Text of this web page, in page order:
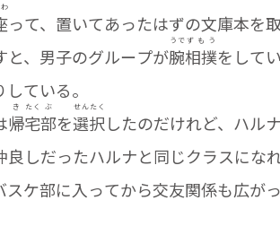
って、置いてあったはずの文庫本を
と、男子のグループが腕
うで
相撲
ずもう
をして
ている。
帰
き
宅
たく
部
ぶ
を選
せん
択
たく
したのだけれど、ハル
しだったハルナと同じクラスにな
ケ部に入ってから交友関係も広がっ